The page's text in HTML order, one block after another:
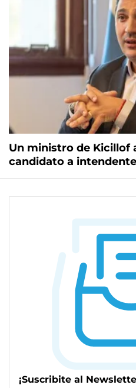
Un ministro de Kicillof
candidato a
¡Suscribite al